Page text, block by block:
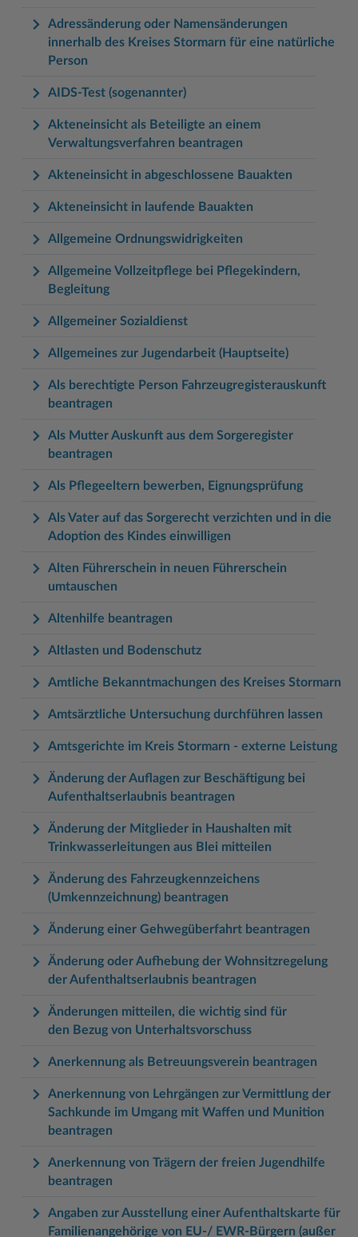
Adressänderung oder Namensänderungen
innerhalb des Kreises Stormarn für eine natürliche
Person
AIDS-Test (sogenannter)
Akteneinsicht als Beteiligte an einem
Verwaltungsverfahren beantragen
Akteneinsicht in abgeschlossene Bauakten
Akteneinsicht in laufende Bauakten
Allgemeine Ordnungswidrigkeiten
Allgemeine Vollzeitpflege bei Pflegekindern,
Begleitung
Allgemeiner Sozialdienst
Allgemeines zur Jugendarbeit (Hauptseite)
Als berechtigte Person Fahrzeugregisterauskunft
beantragen
Als Mutter Auskunft aus dem Sorgeregister
beantragen
Als Pflegeeltern bewerben, Eignungsprüfung
Als Vater auf das Sorgerecht verzichten und in die
Adoption des Kindes einwilligen
Alten Führerschein in neuen Führerschein
umtauschen
Altenhilfe beantragen
Altlasten und Bodenschutz
Amtliche Bekanntmachungen des Kreises Stormarn
Amtsärztliche Untersuchung durchführen lassen
Amtsgerichte im Kreis Stormarn - externe Leistung
Änderung der Auflagen zur Beschäftigung bei
Aufenthaltserlaubnis beantragen
Änderung der Mitglieder in Haushalten mit
Trinkwasserleitungen aus Blei mitteilen
Änderung des Fahrzeugkennzeichens
(Umkennzeichnung) beantragen
Änderung einer Gehwegüberfahrt beantragen
Änderung oder Aufhebung der Wohnsitzregelung
der Aufenthaltserlaubnis beantragen
Änderungen mitteilen, die wichtig sind für
den Bezug von Unterhaltsvorschuss
Anerkennung als Betreuungsverein beantragen
Anerkennung von Lehrgängen zur Vermittlung der
Sachkunde im Umgang mit Waffen und Munition
beantragen
Anerkennung von Trägern der freien Jugendhilfe
beantragen
Angaben zur Ausstellung einer Aufenthaltskarte für
Familienangehörige von EU-/ EWR-Bürgern (außer